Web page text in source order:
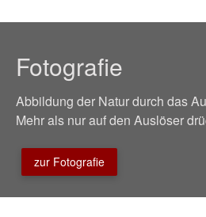
Fotografie
Abbildung der Natur durch das
Mehr als nur auf den Auslöser
zur Fotografie